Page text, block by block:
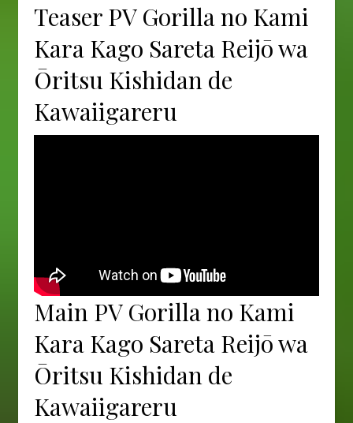
Teaser PV Gorilla no Kami
Kara Kago Sareta Reijō wa
Ōritsu Kishidan de
Kawaiigareru
Main PV Gorilla no Kami
Kara Kago Sareta Reijō wa
Ōritsu Kishidan de
Kawaiigareru